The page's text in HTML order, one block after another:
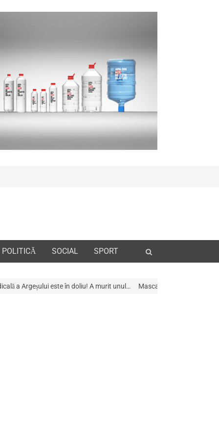
POLITICĂ SOCIAL SPORT
search
doliu! A murit unul… Mascații au descins la Galeria de Artã din